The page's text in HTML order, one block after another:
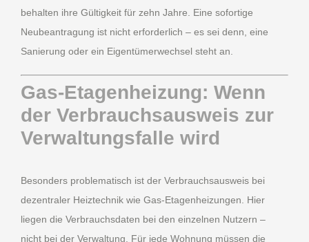
behalten ihre Gültigkeit für zehn Jahre. Eine sofortige
Neubeantragung ist nicht erforderlich – es sei denn, eine
Sanierung oder ein Eigentümerwechsel steht an.
Gas-Etagenheizung: Wenn
der Verbrauchsausweis zur
Verwaltungsfalle wird
Besonders problematisch ist der Verbrauchsausweis bei
dezentraler Heiztechnik wie Gas-Etagenheizungen. Hier
liegen die Verbrauchsdaten bei den einzelnen Nutzern –
nicht bei der Verwaltung. Für jede Wohnung müssen die